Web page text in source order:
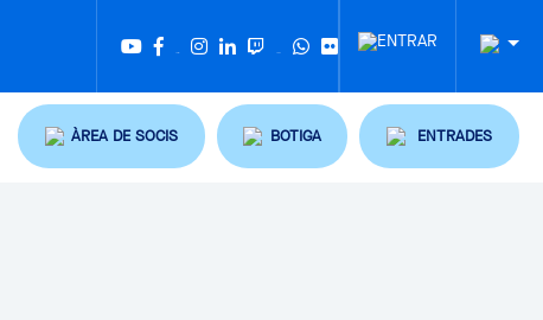
ÀREA DE SOCIS BOTIGA ENTRADES